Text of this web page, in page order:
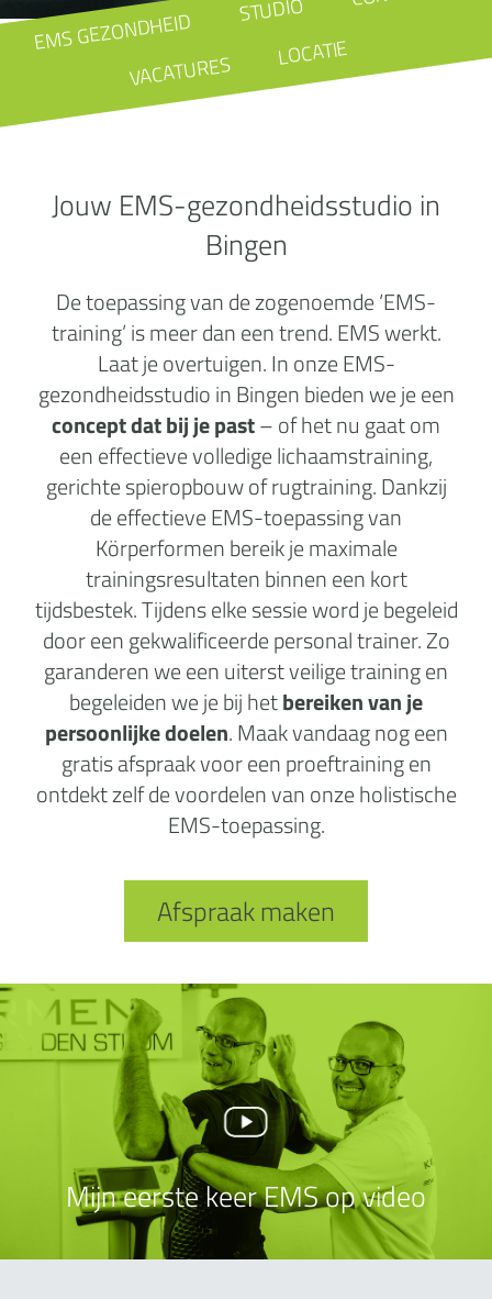
EMS GEZONDHEID STUDIO
VACATURES LOCATIE
Jouw EMS-gezondheidsstudio in
Bingen
De toepassing van de zogenoemde ‘EMS-
training’ is meer dan een trend. EMS werkt.
Laat je overtuigen. In onze EMS-
gezondheidsstudio in Bingen bieden we je een
concept dat bij je past– of het nu gaat om
een effectieve volledige lichaamstraining,
gerichte spieropbouw of rugtraining. Dankzij
de effectieve EMS-toepassing van
Körperformen bereik je maximale
trainingsresultaten binnen een kort
tijdsbestek. Tijdens elke sessie word je begeleid
door een gekwalificeerde personal trainer. Zo
garanderen we een uiterst veilige training en
begeleiden we je bij hetbereiken van je
persoonlijke doelen. Maak vandaag nog een
gratis afspraak voor een proeftraining en
ontdekt zelf de voordelen van onze holistische
EMS-toepassing.
Afspraak maken
Mijn eerste keer EMS op video